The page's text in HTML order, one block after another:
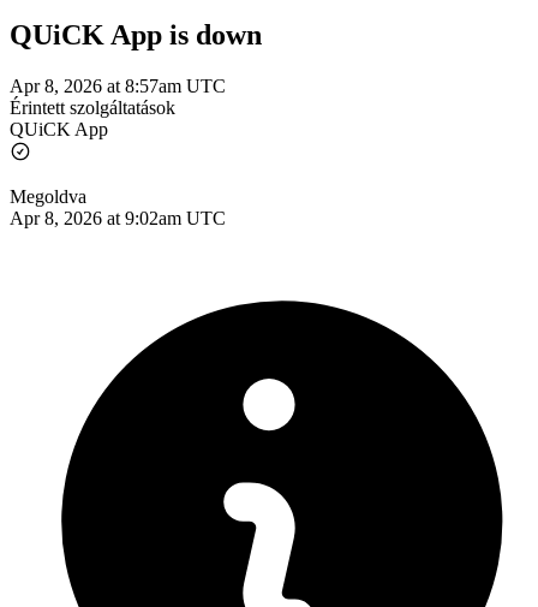
QUiCK App is down
Apr 8, 2026 at 8:57am UTC
Érintett szolgáltatások
QUiCK App
Megoldva
Apr 8, 2026 at 9:02am UTC